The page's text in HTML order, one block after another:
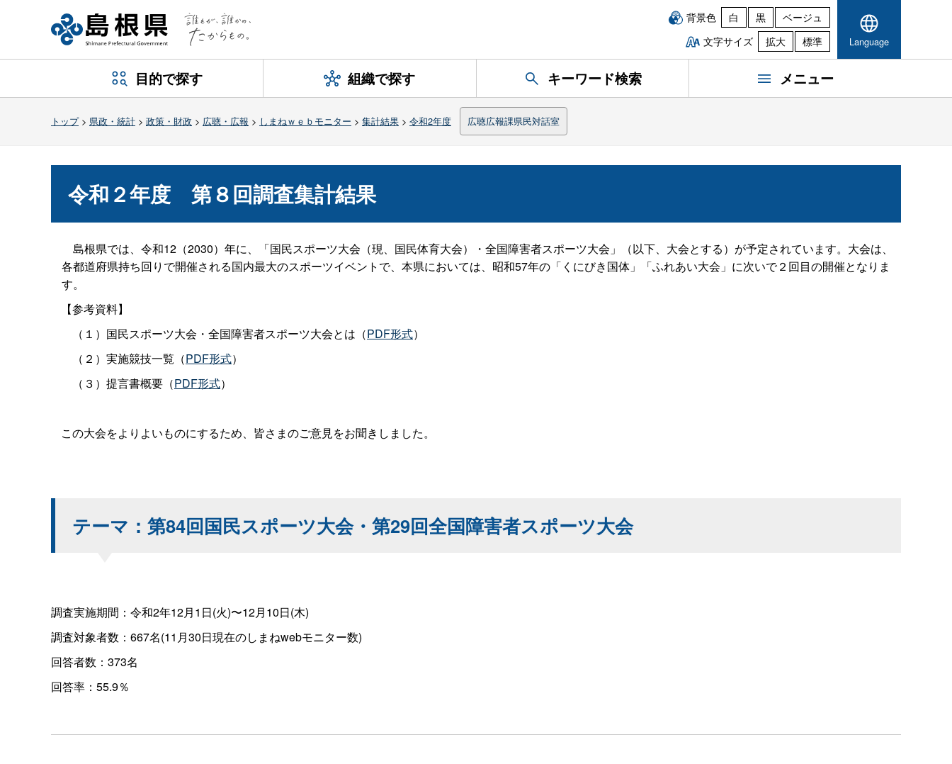
背景色 白 黒
ベージュ
文字サイズ
拡大 標準 Language
目的で探す 組織で探す キーワード検索 メニュー
トップ> 県政・統計 > 政策・財政 > 広聴・広報 > しまねｗｅｂモニター > 集計結果 > 令和2年度 広聴広報課県民対話室
令和２年度 第８回調査集計結果
島根県では、令和12（2030）年に、「国民スポーツ大会（現、国民体育大会）・全国障害者スポーツ大会」（以下、大会とする）が予定されています。大会は、
各都道府県持ち回りで開催される国内最大のスポーツイベントで、本県においては、昭和57年の「くにびき国体」「ふれあい大会」に次いで２回目の開催となりま
す。
【参考資料】
（１）国民スポーツ大会・全国障害者スポーツ大会とは（PDF形式）
（２）実施競技一覧（PDF形式）
（３）提言書概要（PDF形式）
この大会をよりよいものにするため、皆さまのご意見をお聞きしました。
テーマ：第84回国民スポーツ大会・第29回全国障害者スポーツ大会
調査実施期間：令和2年12月1日(火)〜12月10日(木)
調査対象者数：667名(11月30日現在のしまねwebモニター数)
回答者数：373名
回答率：55.9％